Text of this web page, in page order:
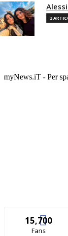
3
myNews.iT - Per
15,700
Fans